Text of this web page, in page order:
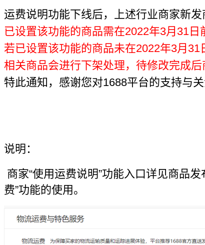
运费说明功能下线后，上述行业商家新发
已设置该功能的商品需在2022年3月31日
若已设置该功能的商品未在2022年3月31
相关商品会进行下架处理，待修改完成
特此通知，感谢您对1688平台的支持与关
说明：
商家“使用运费说明”功能入口详见商品
费”功能的使用。